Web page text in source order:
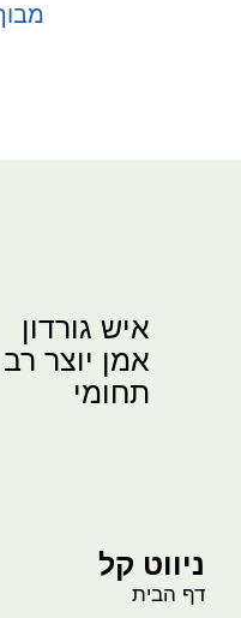
איש גורדון
אמן יוצר רב
תחומי
ניווט קל
דף הבית